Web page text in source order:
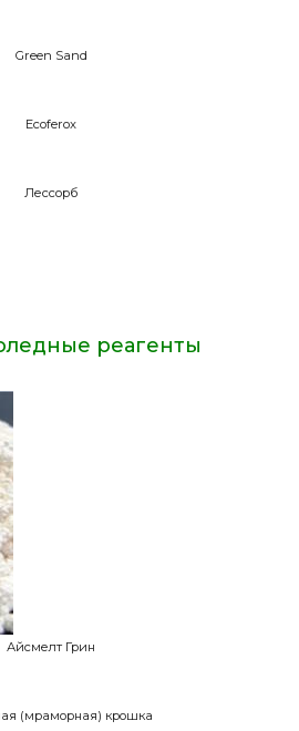
Green Sand
Ecoferox
Лессорб
реагенты
Айсмелт Грин
(мраморная) крошка